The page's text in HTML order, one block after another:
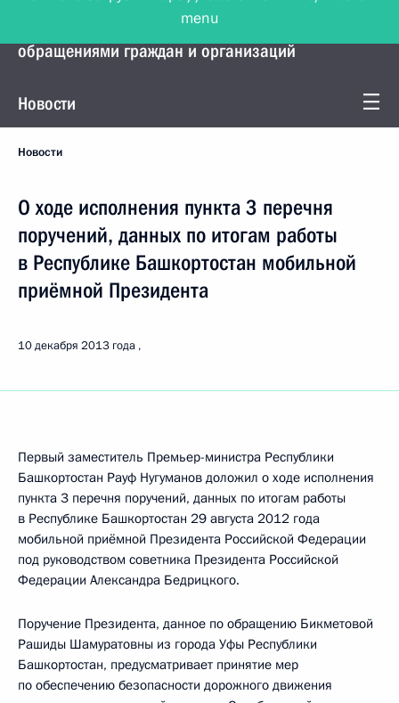
Управление Президента по работе с
обращениями граждан и организаций
Новости
Новости
О ходе исполнения пункта 3 перечня
поручений, данных по итогам работы
в Республике Башкортостан мобильной
приёмной Президента
10 декабря 2013 года
Первый заместитель Премьер-министра Республики
Башкортостан Рауф Нугуманов доложил о ходе исполнения
пункта 3 перечня поручений, данных по итогам работы
в Республике Башкортостан 29 августа 2012 года
мобильной приёмной Президента Российской Федерации
под руководством советника Президента Российской
Федерации Александра Бедрицкого.
Поручение Президента, данное по обращению Бикметовой
Рашиды Шамуратовны из города Уфы Республики
Башкортостан, предусматривает принятие мер
по обеспечению безопасности дорожного движения
menu